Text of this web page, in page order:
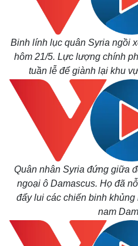
Binh lính lục quân Syria ngồi
hôm 21/5. Lực lượng chính
tuần lễ để giành lại khu
Quân nhân Syria đứng giữa
ngoại ô Damascus. Họ đã
đẩy lui các chiến binh
nam